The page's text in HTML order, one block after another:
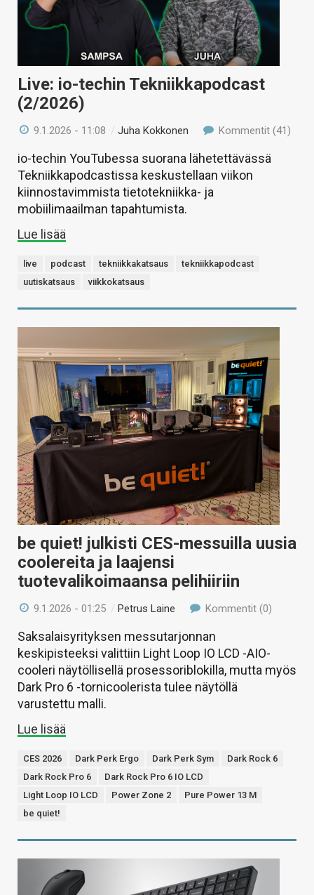
Live: io-techin Tekniikkapodcast
(2/2026)
9.1.2026 - 11:08 /Juha Kokkonen Kommentit (41)
io-techin YouTubessa suorana lähetettävässä
Tekniikkapodcastissa keskustellaan viikon
kiinnostavimmista tietotekniikka- ja
mobiilimaailman tapahtumista.
Lue lisää
live podcast tekniikkakatsaus
tekniikkapodcast
uutiskatsaus
viikkokatsaus
be quiet! julkisti CES-messuilla uusia
coolereita ja laajensi
tuotevalikoimaansa pelihiiriin
9.1.2026 - 01:25 /Petrus Laine Kommentit (0)
Saksalaisyrityksen messutarjonnan
keskipisteeksi valittiin Light Loop IO LCD -AIO-
cooleri näytöllisellä prosessoriblokilla, mutta myös
Dark Pro 6 -tornicoolerista tulee näytöllä
varustettu malli.
Lue lisää
CES 2026 Dark Perk Ergo Dark Perk Sym
Dark Rock 6
Dark Rock Pro 6
Dark Rock Pro 6 IO LCD
Light Loop IO LCD
Power Zone 2
Pure Power 13 M
be quiet!